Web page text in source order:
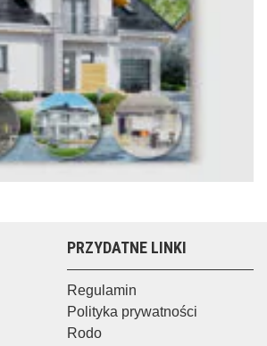
PRZYDATNE LINKI
Regulamin
Polityka prywatności
Rodo